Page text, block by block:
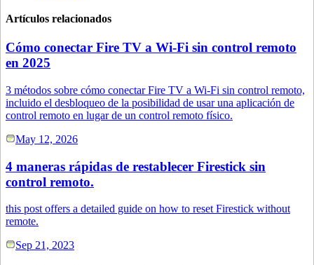
Artículos relacionados
Cómo conectar Fire TV a Wi-Fi sin control remoto
en 2025
3 métodos sobre cómo conectar Fire TV a Wi-Fi sin control remoto,
incluido el desbloqueo de la posibilidad de usar una aplicación de
control remoto en lugar de un control remoto físico.
May 12, 2026
4 maneras rápidas de restablecer Firestick sin
control remoto.
this post offers a detailed guide on how to reset Firestick without
remote.
Sep 21, 2023